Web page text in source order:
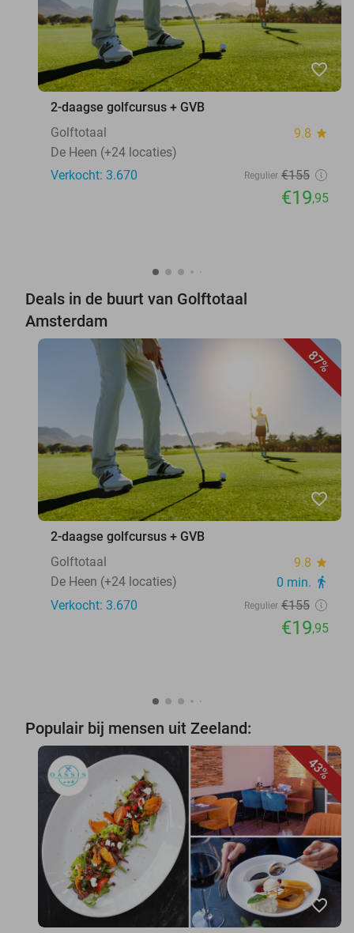
favorite_border
2-daagse golfcursus + GVB
Golftotaal
9.8 star
De Heen (+24 locaties)
Verkocht: 3.670
Regulier €155
€19,95
Deals in de buurt van Golftotaal
Amsterdam
87%
favorite_border
2-daagse golfcursus + GVB
Golftotaal
9.8 star
De Heen (+24 locaties) 0 min. directions_walk
Verkocht: 3.670 Regulier €155
€19,95
Populair bij mensen uit Zeeland:
43%
favorite_border